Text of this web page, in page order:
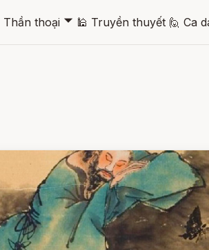
Thần thoại 🞃 🕌 Truyền thuyết 🙋 Ca